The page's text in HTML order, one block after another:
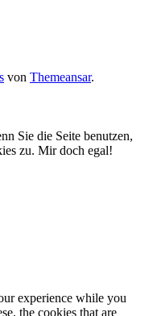
von Themeansar.
Sie die Seite benutzen,
zu. Mir doch egal!
experience while you
the cookies that are